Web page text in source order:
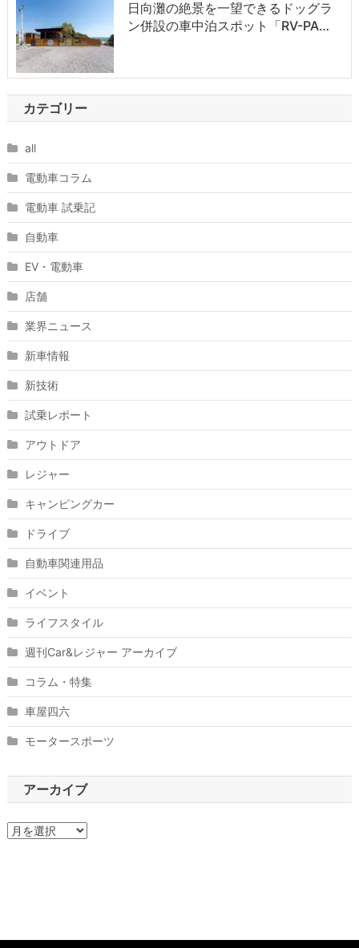
日向灘の絶景を一望できるドッグラ
ン併設の車中泊スポット「RV-PA…
カテゴリー
all
電動車コラム
電動車 試乗記
自動車
EV・電動車
店舗
業界ニュース
新車情報
新技術
試乗レポート
アウトドア
レジャー
キャンピングカー
ドライブ
自動車関連用品
イベント
ライフスタイル
週刊Car&レジャー アーカイブ
コラム・特集
車屋四六
モータースポーツ
アーカイブ
ア